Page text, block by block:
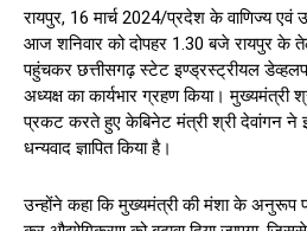
रायपुर, 16 मार्च 2024/प्रदेश के वाणिज्य
आज शनिवार को दोपहर 1.30 बजे रायपुर के
पहुंचकर छत्तीसगढ़ स्टेट इण्ड्रस्ट्रीयल
अध्यक्ष का कार्यभार ग्रहण किया। मुख्यमंत्री
प्रकट करते हुए केबिनेट मंत्री श्री देवांगन ने
धन्यवाद ज्ञापित किया है।
उन्होंने कहा कि मुख्यमंत्री की मंशा के अनुरूप